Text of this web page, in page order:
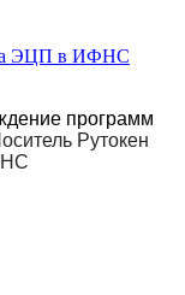
ЭЦП в ИФНС
программ
Рутокен